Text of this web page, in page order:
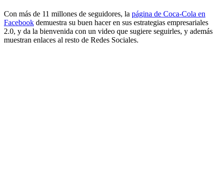
Con más de 11 millones de seguidores, la página de Coca-Cola en
Facebook demuestra su buen hacer en sus estrategias empresariales
2.0, y da la bienvenida con un video que sugiere seguirles, y además
muestran enlaces al resto de Redes Sociales.